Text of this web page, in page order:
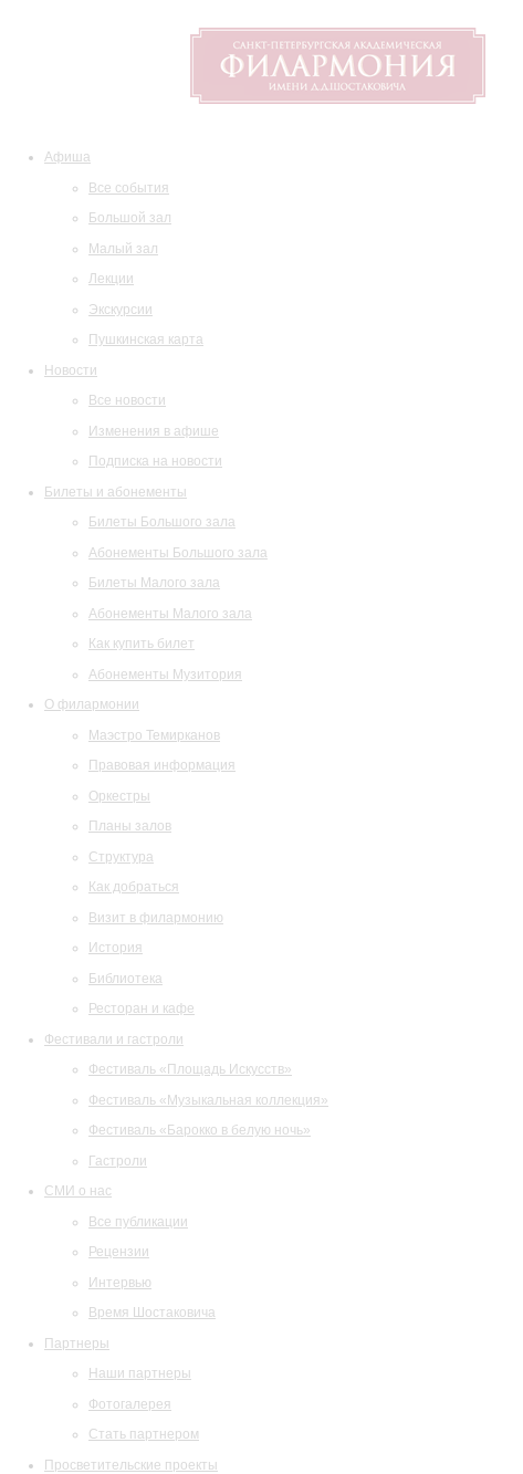
Афиша
Все события
Большой зал
Малый зал
Лекции
Экскурсии
Пушкинская карта
Новости
Все новости
Изменения в афише
Подписка на новости
Билеты и абонементы
Билеты Большого зала
Абонементы Большого зала
Билеты Малого зала
Абонементы Малого зала
Как купить билет
Абонементы Музитория
О филармонии
Маэстро Темирканов
Правовая информация
Оркестры
Планы залов
Структура
Как добраться
Визит в филармонию
История
Библиотека
Ресторан и кафе
Фестивали и гастроли
Фестиваль «Площадь Искусств»
Фестиваль «Музыкальная коллекция»
Фестиваль «Барокко в белую ночь»
Гастроли
СМИ о нас
Все публикации
Рецензии
Интервью
Время Шостаковича
Партнеры
Наши партнеры
Фотогалерея
Стать партнером
Просветительские проекты